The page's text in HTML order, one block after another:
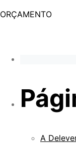
ORÇAMENTO
A